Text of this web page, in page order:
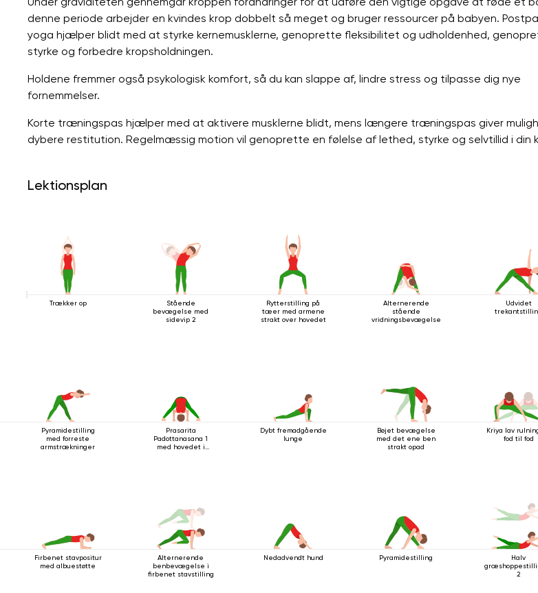
denne periode arbejder en kvindes krop dobbelt så meget og bruger ressourcer på babyen.
yoga hjælper blidt med at styrke kernemusklerne, genoprette fleksibilitet og udholdenhed,
styrke og forbedre kropsholdningen.
Holdene fremmer også psykologisk komfort, så du kan slappe af, lindre stress og tilpasse dig nye
fornemmelser.
Korte træningspas hjælper med at aktivere musklerne blidt, mens længere træningspas giver
dybere restitution. Regelmæssig motion vil genoprette en følelse af lethed, styrke og selvtillid i din
Lektionsplan
Trækker op
Stående
bevægelse med
sidevip 2
Rytterstilling på
tæer med armene
strakt over hovedet
Alternerende
stående
vridningsbevægelse
Udvidet
Pyramidestilling
med forreste
armstrækninger
Prasarita
Padottanasana 1
med hovedet i
Dybt fremadgående
lunge
Bøjet bevægelse
med det ene ben
strakt opad
Kriya lav
fod til fod
Firbenet stavpositur
med albuestøtte
Alternerende
benbevægelse i
firbenet stavstilling
Nedadvendt hund Pyramidestilling
Halv
2